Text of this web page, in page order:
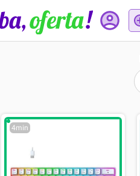
4min